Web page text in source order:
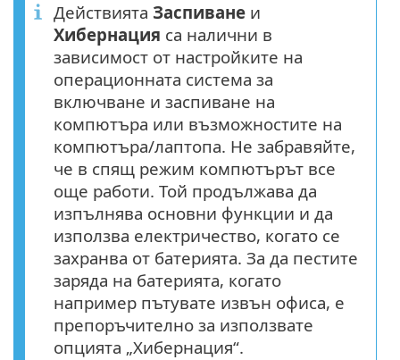
Действията Заспиване и
Хибернация са налични в
зависимост от настройките на
операционната система за
включване и заспиване на
компютъра или възможностите на
компютъра/лаптопа. Не забравяйте,
че в спящ режим компютърът все
още работи. Той продължава да
изпълнява основни функции и да
използва електричество, когато се
захранва от батерията. За да пестите
заряда на батерията, когато
например пътувате извън офиса, е
препоръчително за използвате
опцията „Хибернация“.